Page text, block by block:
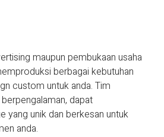
maupun pembukaan usaha
berbagai kebutuhan
custom untuk anda. Tim
dapat
yang unik dan berkesan untuk
anda.